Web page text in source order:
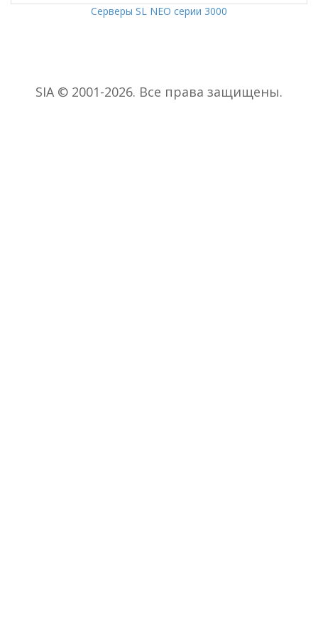
Серверы SL NEO серии 3000
SIA © 2001-2026. Все права защищены.